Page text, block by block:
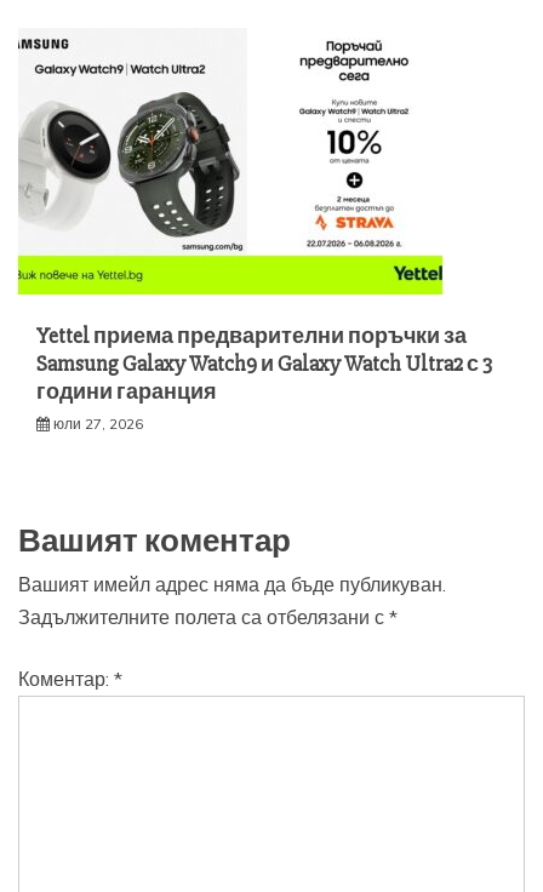
Yettel приема предварителни поръчки за
Samsung Galaxy Watch9 и Galaxy Watch Ultra2 с 3
години гаранция
юли 27, 2026
Вашият коментар
Вашият имейл адрес няма да бъде публикуван.
Задължителните полета са отбелязани с *
Коментар: *